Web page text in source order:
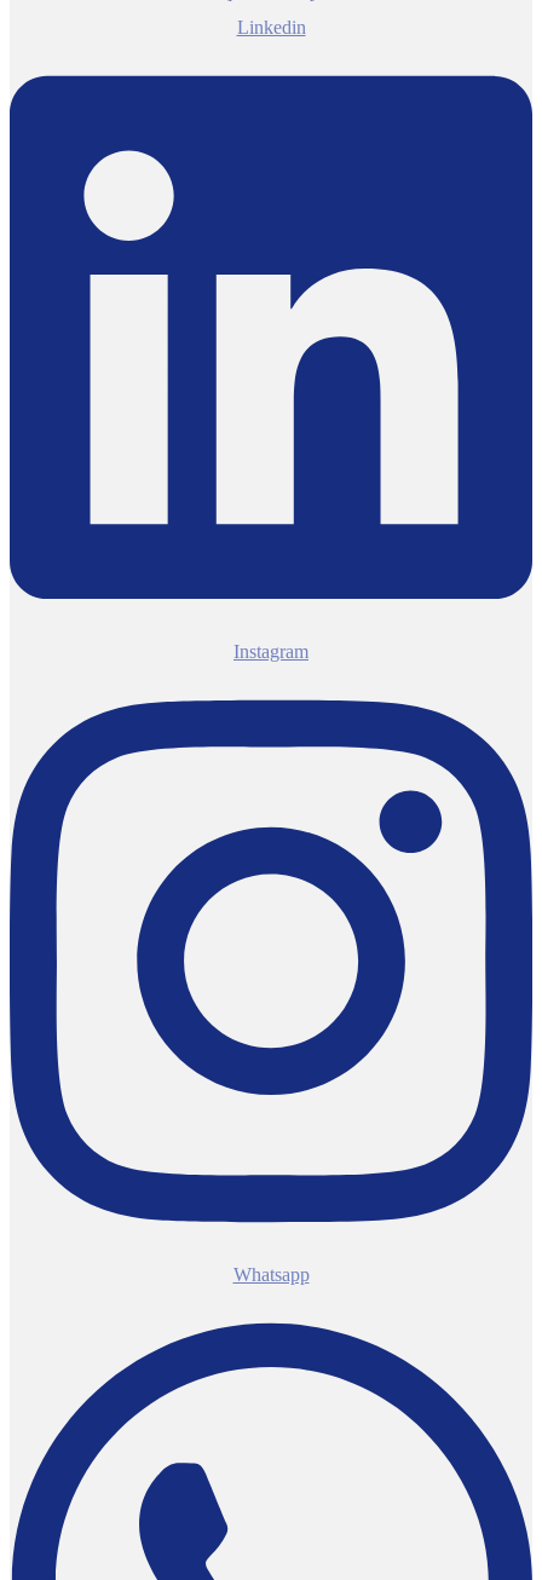
Linkedin
Instagram
Whatsapp